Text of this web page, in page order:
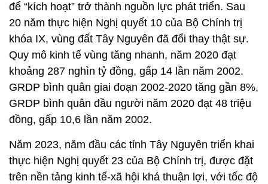
để “kích hoạt” trở thành nguồn lực phát triển. Sau
20 năm thực hiện Nghị quyết 10 của Bộ Chính trị
khóa IX, vùng đất Tây Nguyên đã đổi thay thật sự.
Quy mô kinh tế vùng tăng nhanh, năm 2020 đạt
khoảng 287 nghìn tỷ đồng, gấp 14 lần năm 2002.
GRDP bình quân giai đoạn 2002-2020 tăng gần 8%,
GRDP bình quân đầu người năm 2020 đạt 48 triệu
đồng, gấp 10,6 lần năm 2002.
Năm 2023, năm đầu các tỉnh Tây Nguyên triển khai
thực hiện Nghị quyết 23 của Bộ Chính trị, được đặt
trên nền tảng kinh tế-xã hội khá thuận lợi, với tốc độ